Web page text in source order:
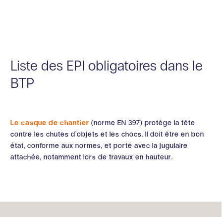
Liste des EPI obligatoires dans le
BTP
Le casque de chantier (norme EN 397) protège la tête
contre les chutes d’objets et les chocs. Il doit être en bon
état, conforme aux normes, et porté avec la jugulaire
attachée, notamment lors de travaux en hauteur.